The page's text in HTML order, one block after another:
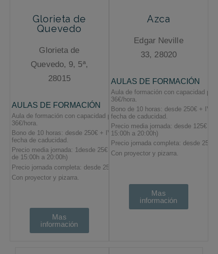
Glorieta de
Quevedo
Glorieta de
Quevedo, 9, 5ª,
28015
Mas
información
Azca
Edgar Neville
33, 28020
Mas
información